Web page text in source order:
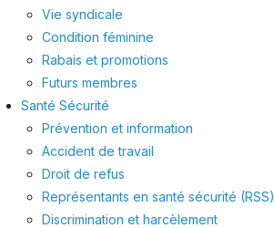
Vie syndicale
Condition féminine
Rabais et promotions
Futurs membres
Santé Sécurité
Prévention et information
Accident de travail
Droit de refus
Représentants en santé sécurité (RSS)
Discrimination et harcèlement